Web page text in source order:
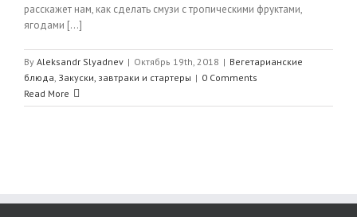
расскажет нам, как сделать смузи с тропическими фруктами,
ягодами [...]
By Aleksandr Slyadnev | Октябрь 19th, 2018 | Вегетарианские
блюда, Закуски, завтраки и стартеры | 0 Comments
Read More